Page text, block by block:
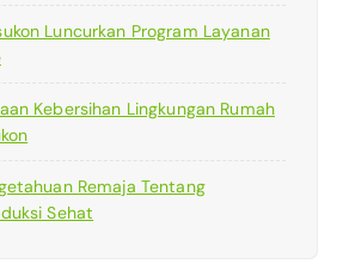
Luncurkan Program Layanan
Kebersihan Lingkungan Rumah
Remaja Tentang
Sehat